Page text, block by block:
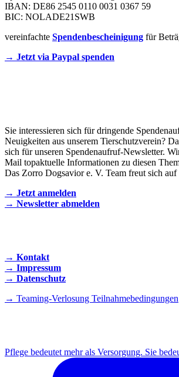
IBAN: DE86 2545 0110 0031 0367 59
BIC: NOLADE21SWB
vereinfachte Spendenbescheinigung für
→ Jetzt via Paypal spenden
Sie interessieren sich für dringende
Neuigkeiten aus unserem Tierschutzverein?
sich für unseren Spendenaufruf-Newsletter.
Mail topaktuelle Informationen zu diesen
Das Zorro Dogsavior e. V. Team freut sich auf
→ Jetzt anmelden
→ Newsletter abmelden
→ Kontakt
→ Impressum
→ Datenschutz
→ Teaming-Verlosung Teilnahmebedingungen
Pflege bedeutet mehr als Versorgung. Sie